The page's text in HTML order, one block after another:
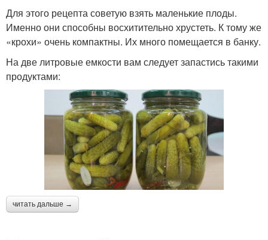
Для этого рецепта советую взять маленькие плоды.
Именно они способны восхитительно хрустеть. К тому же
«крохи» очень компактны. Их много помещается в банку.
На две литровые емкости вам следует запастись такими
продуктами:
читать дальше →